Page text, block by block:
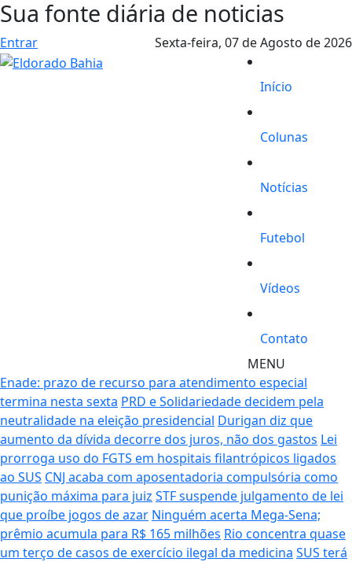
Sua fonte diária de noticias
Entrar Sexta-feira, 07 de Agosto de 2026
Início
Colunas
Notícias
Futebol
Vídeos
Contato
MENU
Enade: prazo de recurso para atendimento especial
termina nesta sexta PRD e Solidariedade decidem pela
neutralidade na eleição presidencial Durigan diz que
aumento da dívida decorre dos juros, não dos gastos Lei
prorroga uso do FGTS em hospitais filantrópicos ligados
ao SUS CNJ acaba com aposentadoria compulsória como
punição máxima para juiz STF suspende julgamento de lei
que proíbe jogos de azar Ninguém acerta Mega-Sena;
prêmio acumula para R$ 165 milhões Rio concentra quase
um terço de casos de exercício ilegal da medicina SUS terá